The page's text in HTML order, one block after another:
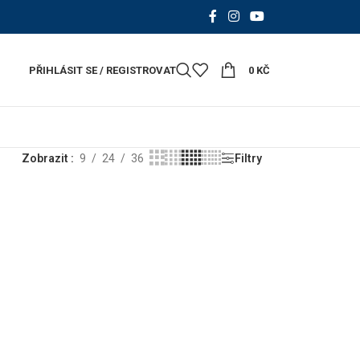
PŘIHLÁSIT SE / REGISTROVAT 0 KČ
Zobrazit 9 24 36 Filtry